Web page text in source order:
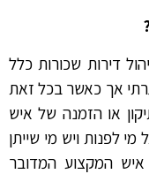
דירות שכורות כלל
אך כאשר בכל זאת
או הזמנה של איש
לפנות ויש מי שייתן
המקצוע המדובר